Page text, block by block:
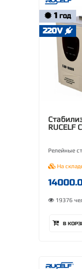
1 ГОД
220V
RUCELF
Релейные
На
19376
В